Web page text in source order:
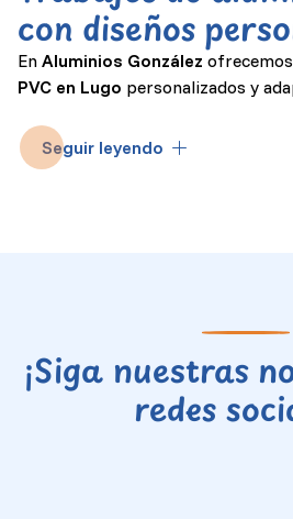
con diseños
En Aluminios González
PVC en Lugo personalizados y
Una de nuestras principales
y acabados únicos
para cada
Seguir leyendo
¡Siga nuestras
redes